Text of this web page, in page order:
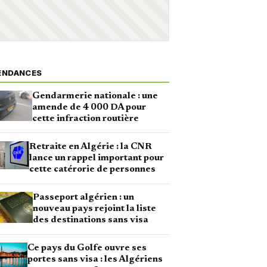
Gendarmerie nationale : une
amende de 4 000 DA pour
cette infraction routière
Retraite en Algérie : la CNR
lance un rappel important pour
cette catérorie de personnes
Passeport algérien : un
nouveau pays rejoint la liste
des destinations sans visa
Ce pays du Golfe ouvre ses
portes sans visa : les Algériens